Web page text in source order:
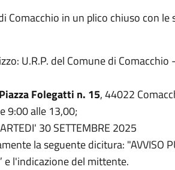
Comacchio in un plico chiuso con le
U.R.P. del Comune di Comacchio
Folegatti n. 15, 44022
9:00 alle 13,00;
30 SETTEMBRE 2025
la seguente dicitura: "AVVISO
e l'indicazione del mittente.